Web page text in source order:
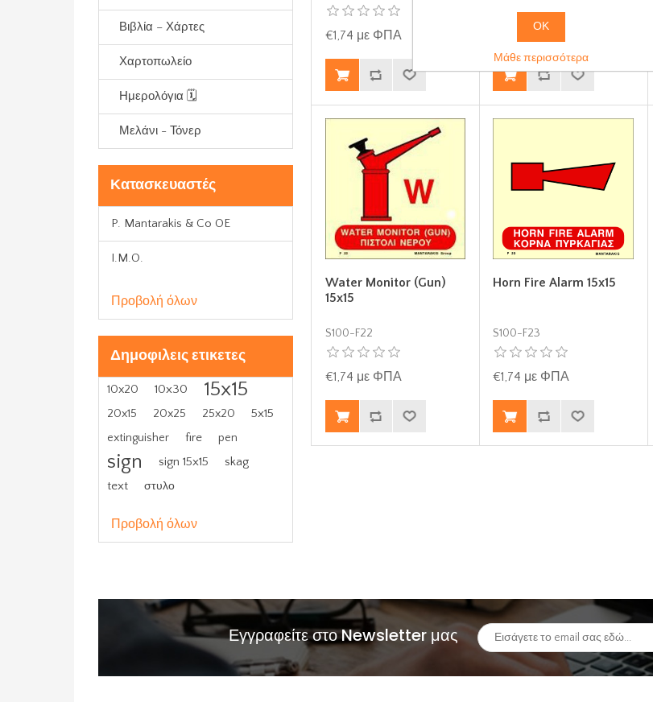
Βιβλία – Χάρτες
Χαρτοπωλείο
Ημερολόγια 🗓️
Μελάνι - Τόνερ
Κατασκευαστές
P. Mantarakis & Co OE
I.M.O.
Προβολή όλων
Δημοφιλεις ετικετες
10x20 10x30 15x15
20x15 20x25 25x20 5x15
extinguisher fire pen
sign sign 15x15
skag
text
στυλο
Προβολή όλων
€1,74 με ΦΠΑ
Water Monitor (Gun)
15x15
S100-F22
€1,74 με ΦΠΑ
Horn Fire Alarm 15x15
S100-F23
€1,74 με ΦΠΑ
Εγγραφείτε στο Newsletter μας
ΟΚ
Μάθε περισσότερα